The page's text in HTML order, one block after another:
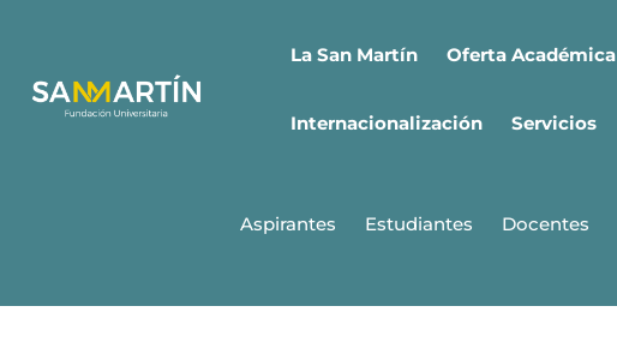
contenido
La San Martín Oferta Académica
Internacionalización Servicios
Aspirantes Estudiantes Docentes